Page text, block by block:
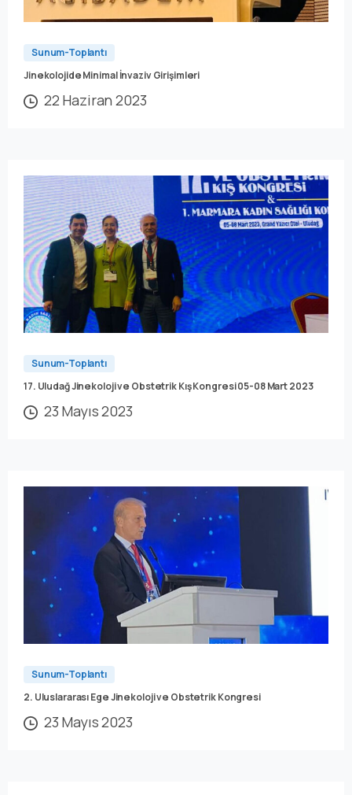
Sunum-Toplantı
Jinekolojide Minimal İnvaziv Girişimleri
22 Haziran 2023
Sunum-Toplantı
17. Uludağ Jinekoloji ve Obstetrik Kış Kongresi 05-08 Mart 2023
23 Mayıs 2023
Sunum-Toplantı
2. Uluslararası Ege Jinekoloji ve Obstetrik Kongresi
23 Mayıs 2023